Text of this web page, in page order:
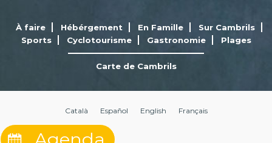
À faire Hébérgement En Famille
Sur Cambrils
Sports
Cyclotourisme Gastronomie Plages
Carte de Cambrils
Català Español English Français